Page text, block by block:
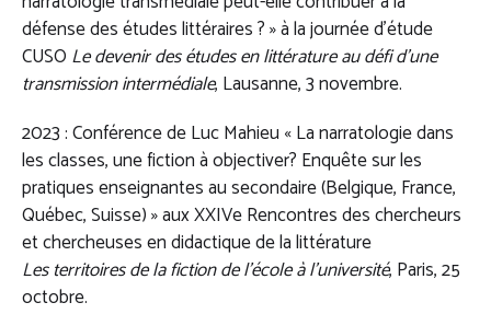
défense des études littéraires ? » à la journée d’étude
CUSO Le devenir des études en littérature au défi d’une
transmission intermédiale, Lausanne, 3 novembre.
2023 : Conférence de Luc Mahieu « La narratologie dans
les classes, une fiction à objectiver? Enquête sur les
pratiques enseignantes au secondaire (Belgique, France,
Québec, Suisse) » aux XXIVe Rencontres des chercheurs
et chercheuses en didactique de la littérature
Les territoires de la fiction de l’école à l’université, Paris, 25
octobre.